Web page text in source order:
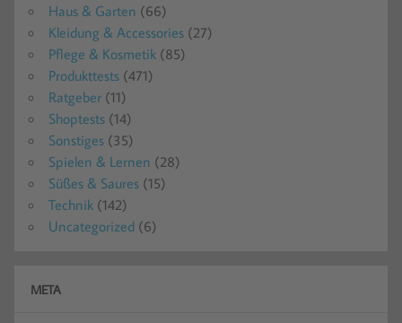
Haus & Garten (66)
Kleidung & Accessories (27)
Pflege & Kosmetik (85)
Produkttests (471)
Ratgeber (11)
Shoptests (14)
Sonstiges (35)
Spielen & Lernen (28)
Süßes & Saures (15)
Technik (142)
Uncategorized (6)
META